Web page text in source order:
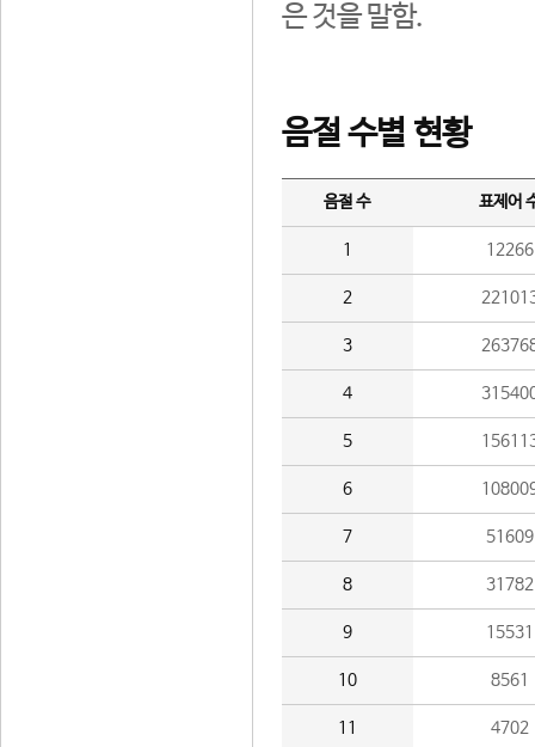
은 것을 말함.
음절 수별 현황
음절 수 표제어
1 12266
2
3
4
5
6
7 51609
8 31782
9 15531
10 8561
11 4702